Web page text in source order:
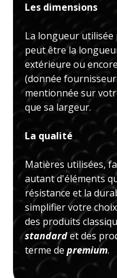
Les dimensions
La longueur
peut être la
extérieure ou
(donnée
mentionnée sur
que sa largeur.
La qualité
Matières utilisées,
autant d'éléments
résistance et la
simplifier votre
des produits
standardet des
terme depremium.